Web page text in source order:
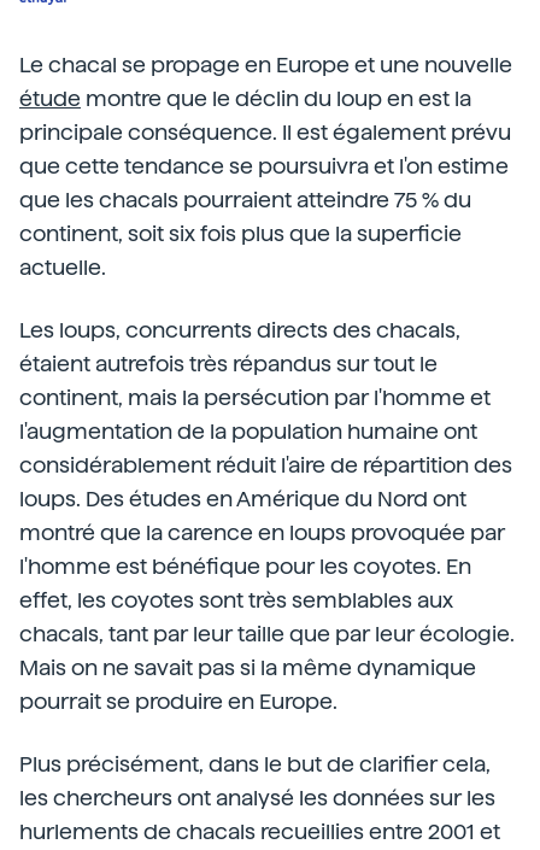
Le chacal se propage en Europe et une nouvelle
étude montre que le déclin du loup en est la
principale conséquence. Il est également prévu
que cette tendance se poursuivra et l'on estime
que les chacals pourraient atteindre 75 % du
continent, soit six fois plus que la superficie
actuelle.
Les loups, concurrents directs des chacals,
étaient autrefois très répandus sur tout le
continent, mais la persécution par l'homme et
l'augmentation de la population humaine ont
considérablement réduit l'aire de répartition des
loups. Des études en Amérique du Nord ont
montré que la carence en loups provoquée par
l'homme est bénéfique pour les coyotes. En
effet, les coyotes sont très semblables aux
chacals, tant par leur taille que par leur écologie.
Mais on ne savait pas si la même dynamique
pourrait se produire en Europe.
Plus précisément, dans le but de clarifier cela,
les chercheurs ont analysé les données sur les
hurlements de chacals recueillies entre 2001 et